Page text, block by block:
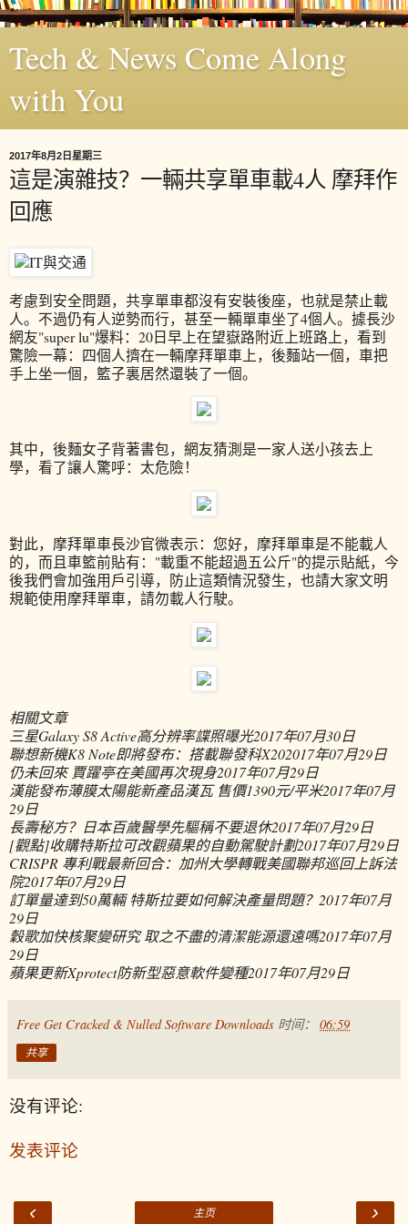
Tech & News Come Along
with You
2017年8月2日星期三
這是演雜技？一輛共享單車載4人 摩拜作
回應
考慮到安全問題，共享單車都沒有安裝後座，也就是禁止載
人。不過仍有人逆勢而行，甚至一輛單車坐了4個人。據長沙
網友"super lu"爆料：20日早上在望嶽路附近上班路上，看到
驚險一幕：四個人擠在一輛摩拜單車上，後麵站一個，車把
手上坐一個，籃子裏居然還裝了一個。
其中，後麵女子背著書包，網友猜測是一家人送小孩去上
學，看了讓人驚呼：太危險！
對此，摩拜單車長沙官微表示：您好，摩拜單車是不能載人
的，而且車籃前貼有："載重不能超過五公斤"的提示貼紙，今
後我們會加強用戶引導，防止這類情況發生，也請大家文明
規範使用摩拜單車，請勿載人行駛。
相關文章
三星Galaxy S8 Active高分辨率諜照曝光2017年07月30日
聯想新機K8 Note即將發布：搭載聯發科X202017年07月29日
仍未回來 賈躍亭在美國再次現身2017年07月29日
漢能發布薄膜太陽能新產品漢瓦 售價1390元/平米2017年07月
29日
長壽秘方？日本百歲醫學先驅稱不要退休2017年07月29日
[觀點]收購特斯拉可改觀蘋果的自動駕駛計劃2017年07月29日
CRISPR 專利戰最新回合：加州大學轉戰美國聯邦巡回上訴法
院2017年07月29日
訂單量達到50萬輛 特斯拉要如何解決產量問題？ 2017年07月
29日
穀歌加快核聚變研究 取之不盡的清潔能源還遠嗎2017年07月
29日
蘋果更新Xprotect防新型惡意軟件變種2017年07月29日
Free Get Cracked & Nulled Software Downloads 时间： 06:59
共享
没有评论:
发表评论
‹ ›
主页